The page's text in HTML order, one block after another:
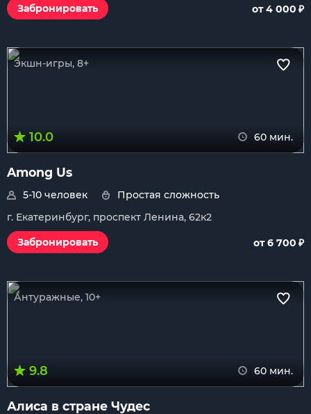
Забронировать
от 4 000 ₽
Экшн-игры, 8+
10.0 60 мин.
Among Us
5-10 человек
Простая сложность
г. Екатеринбург, проспект Ленина, 62к2
Забронировать
от 6 700 ₽
Антуражные, 10+
9.8 60 мин.
Алиса в стране Чудес